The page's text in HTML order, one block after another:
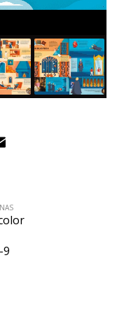
9